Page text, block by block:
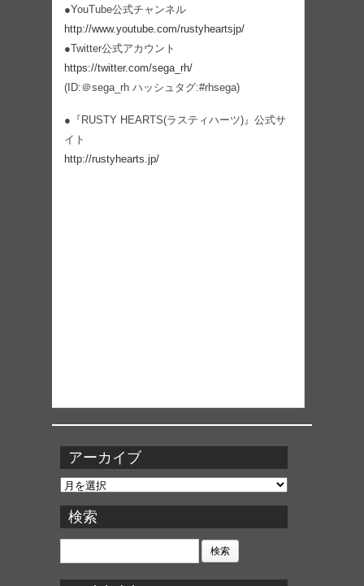
●YouTube公式チャンネル
http://www.youtube.com/rustyheartsjp/
●Twitter公式アカウント
https://twitter.com/sega_rh/
(ID:＠sega_rh ハッシュタグ:#rhsega)
●『RUSTY HEARTS(ラスティハーツ)』公式サ
イト
http://rustyhearts.jp/
アーカイブ
ア
カ
イ
ブ
検索
検